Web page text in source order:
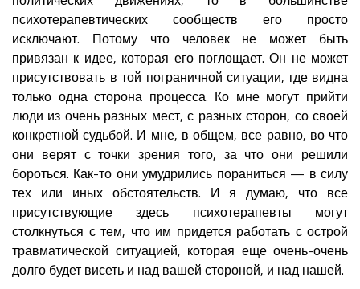
психотерапевтических сообществ его просто
исключают. Потому что человек не может быть
привязан к идее, которая его поглощает. Он не может
присутствовать в той пограничной ситуации, где видна
только одна сторона процесса. Ко мне могут прийти
люди из очень разных мест, с разных сторон, со своей
конкретной судьбой. И мне, в общем, все равно, во что
они верят с точки зрения того, за что они решили
бороться. Как-то они умудрились пораниться — в силу
тех или иных обстоятельств. И я думаю, что все
присутствующие здесь психотерапевты могут
столкнуться с тем, что им придется работать с острой
травматической ситуацией, которая еще очень-очень
долго будет висеть и над вашей стороной, и над нашей.